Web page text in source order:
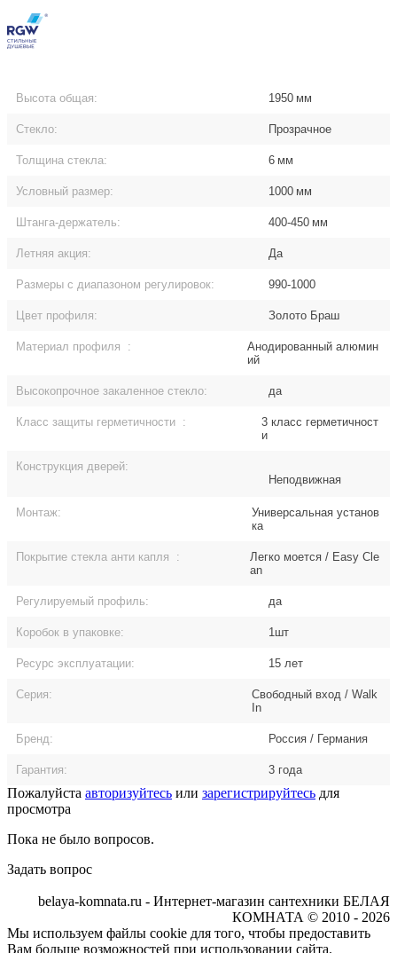
Высота общая: 1950 мм
Стекло: Прозрачное
Толщина стекла: 6 мм
Условный размер: 1000 мм
Штанга-держатель: 400-450 мм
Летняя акция: Да
Размеры с диапазоном регулировок: 990-1000
Цвет профиля: Золото Браш
Материал профиля :
Анодированный алюмин
ий
Высокопрочное закаленное стекло: да
Класс защиты герметичности :
3 класс герметичност
и
Конструкция дверей:
Неподвижная
Монтаж:
Универсальная установ
ка
Покрытие стекла анти капля :
Легко моется / Easy Cle
an
Регулируемый профиль: да
Коробок в упаковке: 1шт
Ресурс эксплуатации: 15 лет
Серия:
Свободный вход / Walk
In
Бренд: Россия / Германия
Гарантия: 3 года
Пожалуйста авторизуйтесь или зарегистрируйтесь для
просмотра
Пока не было вопросов.
Задать вопрос
belaya-komnata.ru - Интернет-магазин сантехники БЕЛАЯ
КОМНАТА © 2010 - 2026
Мы используем файлы cookie для того, чтобы предоставить
Вам больше возможностей при использовании сайта.